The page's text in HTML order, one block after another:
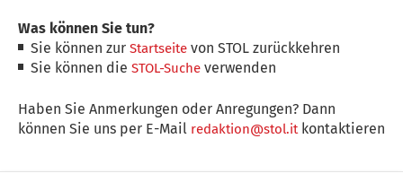
Was können Sie tun?
Sie können zurStartseite von STOL zurückkehren
Sie können dieSTOL-Suche verwenden
Haben Sie Anmerkungen oder Anregungen? Dann
können Sie uns per E-Mail redaktion@stol.itkontaktieren